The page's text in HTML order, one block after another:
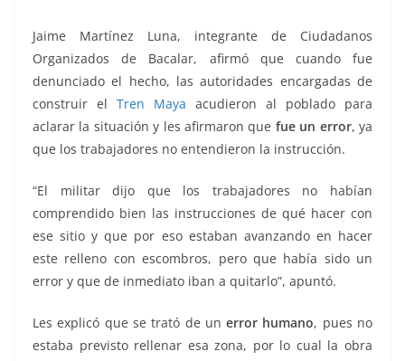
Jaime Martínez Luna, integrante de Ciudadanos
Organizados de Bacalar, afirmó que cuando fue
denunciado el hecho, las autoridades encargadas de
construir el Tren Maya acudieron al poblado para
aclarar la situación y les afirmaron que fue un error, ya
que los trabajadores no entendieron la instrucción.
“El militar dijo que los trabajadores no habían
comprendido bien las instrucciones de qué hacer con
ese sitio y que por eso estaban avanzando en hacer
este relleno con escombros, pero que había sido un
error y que de inmediato iban a quitarlo”, apuntó.
Les explicó que se trató de unerror humano, pues no
estaba previsto rellenar esa zona, por lo cual la obra